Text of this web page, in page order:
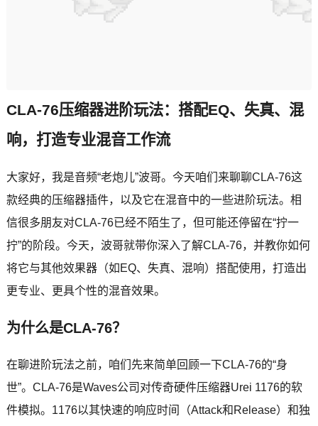
CLA-76压缩器进阶玩法：搭配EQ、失真、混
响，打造专业混音工作流
大家好，我是音频“老炮儿”波哥。今天咱们来聊聊CLA-76这
款经典的压缩器插件，以及它在混音中的一些进阶玩法。相
信很多朋友对CLA-76已经不陌生了，但可能还停留在“拧一
拧”的阶段。今天，波哥就带你深入了解CLA-76，并教你如何
将它与其他效果器（如EQ、失真、混响）搭配使用，打造出
更专业、更具个性的混音效果。
为什么是CLA-76？
在聊进阶玩法之前，咱们先来简单回顾一下CLA-76的“身
世”。CLA-76是Waves公司对传奇硬件压缩器Urei 1176的软
件模拟。1176以其快速的响应时间（Attack和Release）和独